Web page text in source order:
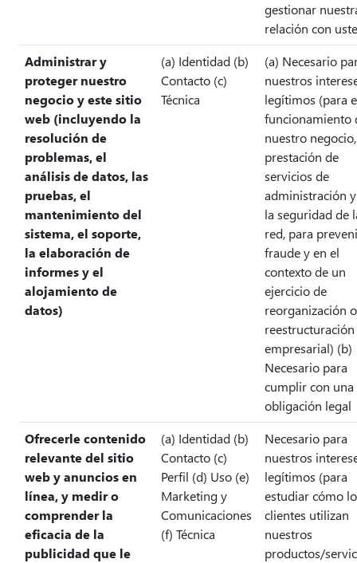
gestionar
relación con
Administrar y
proteger nuestro
negocio y este sitio
web (incluyendo la
resolución de
problemas, el
análisis de datos, las
pruebas, el
mantenimiento del
sistema, el soporte,
la elaboración de
informes y el
alojamiento de
datos)
(a) Identidad (b)
Contacto (c)
Técnica
(a) Necesario
nuestros
legítimos (para
funcionamiento
nuestro
prestación de
servicios de
administración y
la seguridad de
red, para
fraude y en el
contexto de un
ejercicio de
reorganización o
reestructuración
empresarial) (b)
Necesario para
cumplir con una
obligación legal
Ofrecerle contenido
relevante del sitio
web y anuncios en
línea, y medir o
comprender la
eficacia de la
publicidad que le
(a) Identidad (b)
Contacto (c)
Perfil (d) Uso (e)
Marketing y
Comunicaciones
(f) Técnica
Necesario para
nuestros
legítimos (para
estudiar cómo
clientes utilizan
nuestros
productos/